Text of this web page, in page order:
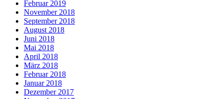
Februar 2019
November 2018
September 2018
August 2018
Juni 2018
Mai 2018
April 2018
März 2018
Februar 2018
Januar 2018
Dezember 2017